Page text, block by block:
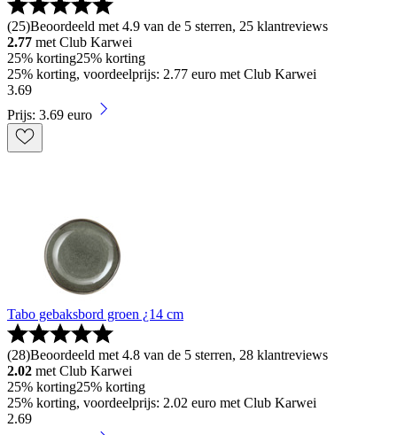
(25)Beoordeeld met 4.9 van de 5 sterren, 25 klantreviews
2.77 met Club Karwei
25% korting25% korting
25% korting, voordeelprijs: 2.77 euro met Club Karwei
3.69
Prijs: 3.69 euro
Tabo gebaksbord groen ¿14 cm
(28)Beoordeeld met 4.8 van de 5 sterren, 28 klantreviews
2.02 met Club Karwei
25% korting25% korting
25% korting, voordeelprijs: 2.02 euro met Club Karwei
2.69